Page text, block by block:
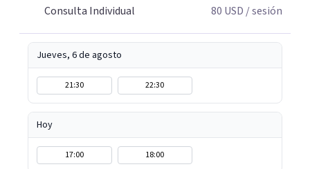
Consulta Individual 80 USD / sesión
Jueves, 6 de agosto
21:30 22:30
Hoy
17:00 18:00